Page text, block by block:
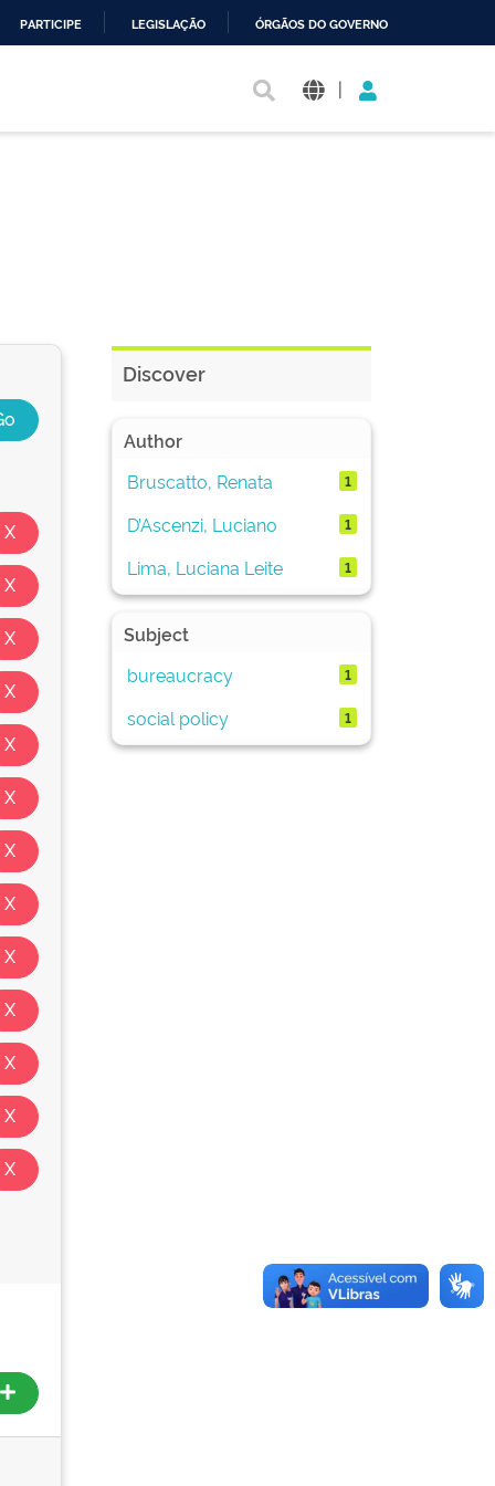
PARTICIPE LEGISLAÇÃO ÓRGÃOS DO GOVERNO
|
Discover
Author
Bruscatto, Renata
1
D’Ascenzi, Luciano 1
Lima, Luciana Leite 1
Subject
bureaucracy
1
social policy 1